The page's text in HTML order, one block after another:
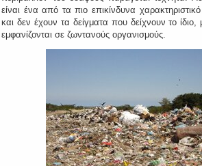
είναι ένα από τα πιο επικίνδυνα
και δεν έχουν τα δείγματα που δείχνουν το ίδιο,
εμφανίζονται σε ζωντανούς οργανισμούς.